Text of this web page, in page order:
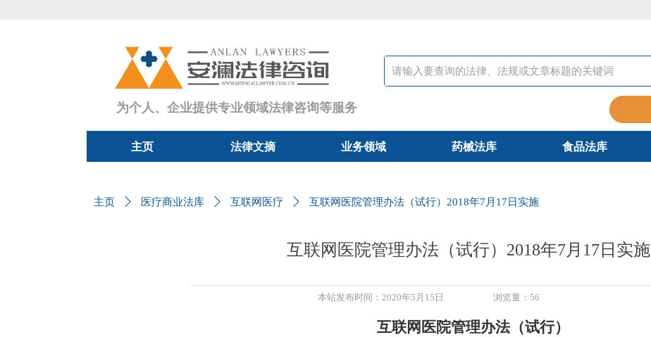
主页 法律文摘 业务领域 药械法库 食品法库
为个人、企业提供专业领域法律咨询等服务
互联网医院管理办法（试行）2018年7月17日实施
互联网医院管理办法（试行）
本站发布时间： 2020年5月15日
主页 ꄲ 医疗商业法库 ꄲ 互联网医疗 ꄲ 互联网医院管理办法（试行）2018年7月17日实施
浏览量： 56